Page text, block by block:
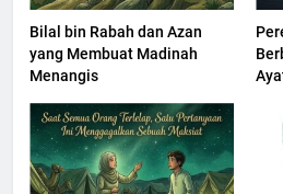
Bilal bin Rabah dan Azan
yang Membuat Madinah
Menangis
202
Khutbah
Bisa
KHUTBAH
203